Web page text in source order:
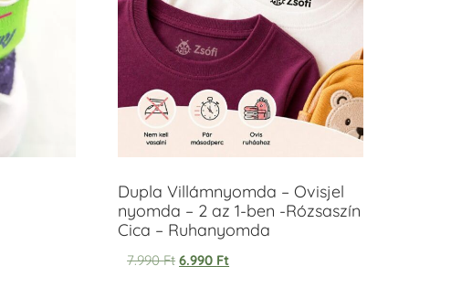
Dupla Villámnyomda – Ovisjel
nyomda – 2 az 1-ben -Rózsaszín
Cica – Ruhanyomda
7.990Ft 6.990 Ft